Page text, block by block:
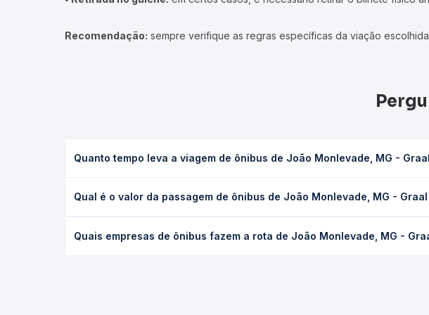
Recomendação: sempre verifique as regras específicas da viação
Quanto tempo leva a viagem de ônibus de João Monlevade, MG -
serviço (convencional, executivo ou leito) e as condições de tráfego. Na
Qual é o valor da passagem de ônibus de João Monlevade, MG -
a empresa, o tipo de poltrona e a antecedência da compra. Na Quero
Quais empresas de ônibus fazem a rota de João Monlevade, MG -